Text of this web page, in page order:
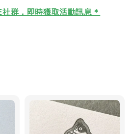
群，即時獲取活動訊息＊